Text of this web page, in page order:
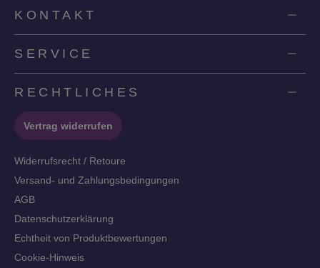
KONTAKT
SERVICE
RECHTLICHES
Vertrag widerrufen
Widerrufsrecht / Retoure
Versand- und Zahlungsbedingungen
AGB
Datenschutzerklärung
Echtheit von Produktbewertungen
Cookie-Hinweis